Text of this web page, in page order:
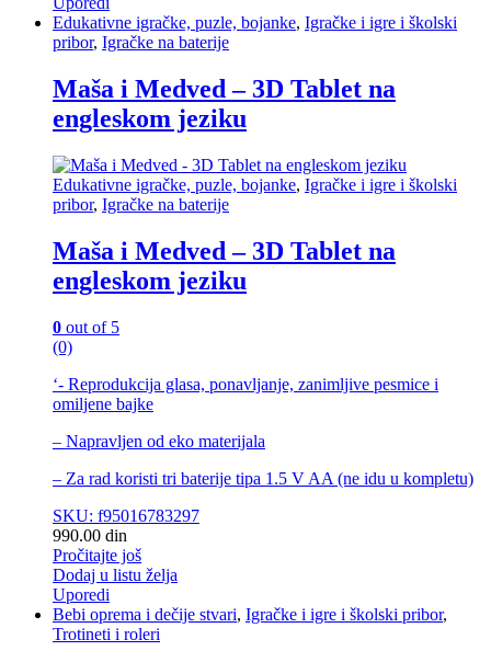
Edukativne igračke, puzle, bojanke, Igračke i igre i školski
pribor, Igračke na baterije
Maša i Medved – 3D Tablet na
engleskom jeziku
Edukativne igračke, puzle, bojanke, Igračke i igre i školski
pribor, Igračke na baterije
Maša i Medved – 3D Tablet na
engleskom jeziku
0 out of 5
(0)
‘- Reprodukcija glasa, ponavljanje, zanimljive pesmice i
omiljene bajke
– Napravljen od eko materijala
– Za rad koristi tri baterije tipa 1.5 V AA (ne idu u kompletu)
SKU: f95016783297
990.00 din
Pročitajte još
Dodaj u listu želja
Uporedi
Bebi oprema i dečije stvari, Igračke i igre i školski pribor,
Trotineti i roleri